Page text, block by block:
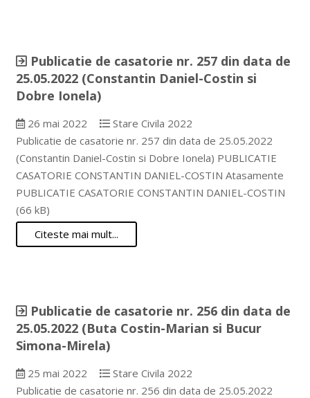
Publicatie de casatorie nr. 257 din data de
25.05.2022 (Constantin Daniel-Costin si
Dobre Ionela)
26 mai 2022
Stare Civila 2022
Publicatie de casatorie nr. 257 din data de 25.05.2022
(Constantin Daniel-Costin si Dobre Ionela) PUBLICATIE
CASATORIE CONSTANTIN DANIEL-COSTIN Atasamente
PUBLICATIE CASATORIE CONSTANTIN DANIEL-COSTIN
(66 kB)
Citeste mai mult...
Publicatie de casatorie nr. 256 din data de
25.05.2022 (Buta Costin-Marian si Bucur
Simona-Mirela)
25 mai 2022
Stare Civila 2022
Publicatie de casatorie nr. 256 din data de 25.05.2022